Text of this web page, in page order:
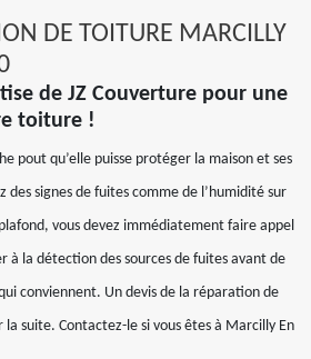
DE TOITURE MARCILLY
de JZ Couverture pour une
toiture !
pout qu’elle puisse protéger la maison et ses
des signes de fuites comme de l’humidité sur
vous devez immédiatement faire appel
à la détection des sources de fuites avant de
conviennent. Un devis de la réparation de
suite. Contactez-le si vous êtes à Marcilly En